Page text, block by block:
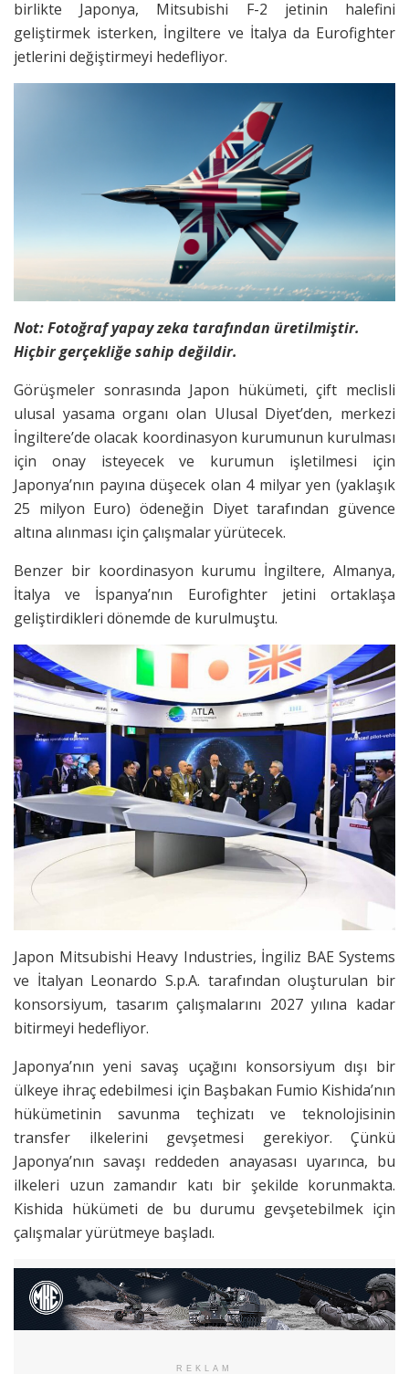
birlikte Japonya, Mitsubishi F-2 jetinin halefini
geliştirmek isterken, İngiltere ve İtalya da Eurofighter
jetlerini değiştirmeyi hedefliyor.
Not: Fotoğraf yapay zeka tarafından üretilmiştir.
Hiçbir gerçekliğe sahip değildir.
Görüşmeler sonrasında Japon hükümeti, çift meclisli
ulusal yasama organı olan Ulusal Diyet’den, merkezi
İngiltere’de olacak koordinasyon kurumunun kurulması
için onay isteyecek ve kurumun işletilmesi için
Japonya’nın payına düşecek olan 4 milyar yen (yaklaşık
25 milyon Euro) ödeneğin Diyet tarafından güvence
altına alınması için çalışmalar yürütecek.
Benzer bir koordinasyon kurumu İngiltere, Almanya,
İtalya ve İspanya’nın Eurofighter jetini ortaklaşa
geliştirdikleri dönemde de kurulmuştu.
Japon Mitsubishi Heavy Industries, İngiliz BAE Systems
ve İtalyan Leonardo S.p.A. tarafından oluşturulan bir
konsorsiyum, tasarım çalışmalarını 2027 yılına kadar
bitirmeyi hedefliyor.
Japonya’nın yeni savaş uçağını konsorsiyum dışı bir
ülkeye ihraç edebilmesi için Başbakan Fumio Kishida’nın
hükümetinin savunma teçhizatı ve teknolojisinin
transfer ilkelerini gevşetmesi gerekiyor. Çünkü
Japonya’nın savaşı reddeden anayasası uyarınca, bu
ilkeleri uzun zamandır katı bir şekilde korunmakta.
Kishida hükümeti de bu durumu gevşetebilmek için
çalışmalar yürütmeye başladı.
REKLAM